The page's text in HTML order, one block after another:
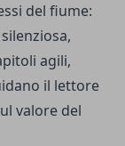
del fiume:
agili,
il lettore
valore del